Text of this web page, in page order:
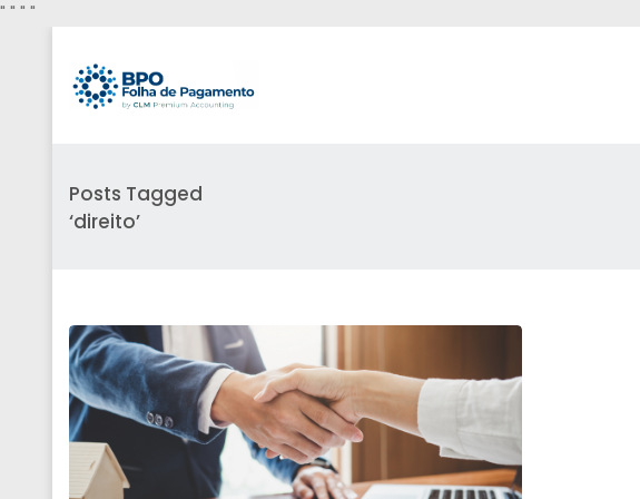
" " " "
Posts Tagged
‘direito’